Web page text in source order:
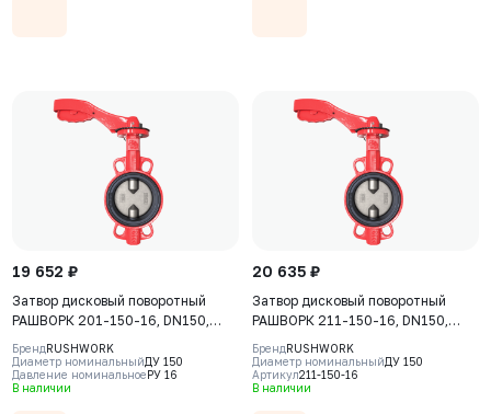
19 652 ₽
Затвор дисковый поворотный
РАШВОРК 201-150-16, DN150,
PN16, корпус - GJL-250 (GG25),
диск - AISI304 (CF8), уплотнение
- EPDM, М/Ф, рукоятка
БрендRUSHWORK
Диаметр номинальныйДУ 150
Давление номинальноеРУ 16
В наличии
20 635 ₽
Затвор дисковый поворотный
РАШВОРК 211-150-16, DN150,
PN16, корпус - GJL-250 (GG25),
диск - CF8, уплотнение - NBR, М/
Ф, рукоятка
БрендRUSHWORK
Диаметр номинальныйДУ 150
Артикул211-150-16
В наличии